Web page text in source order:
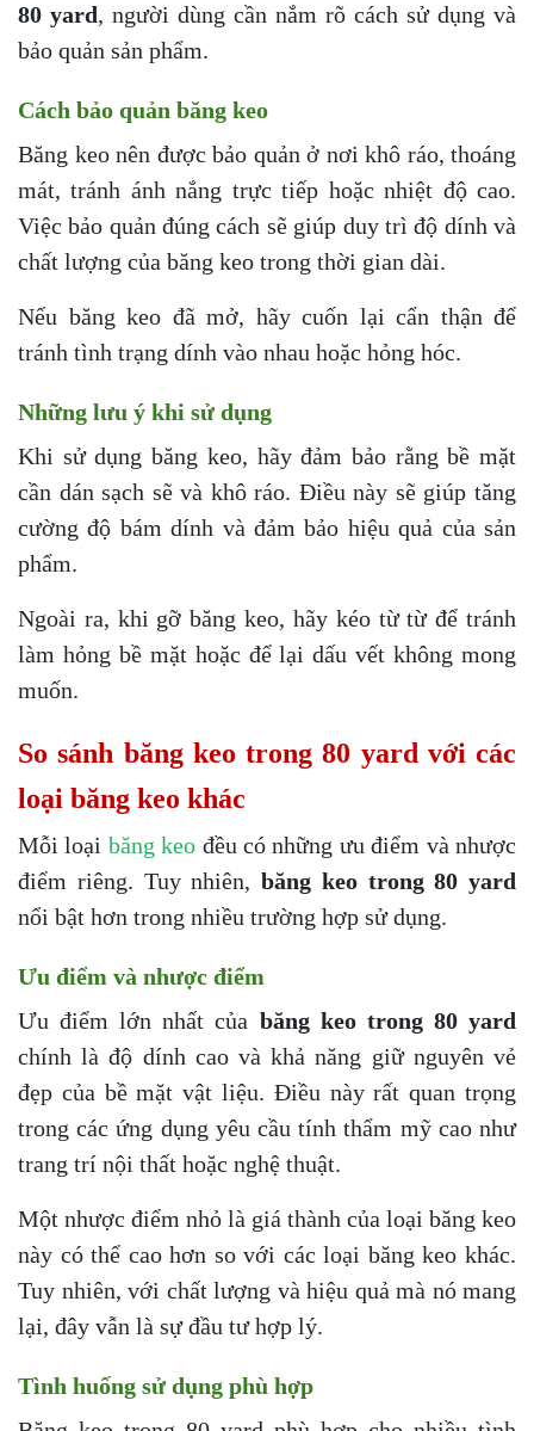
80 yard, người dùng cần nắm rõ cách sử dụng và
bảo quản sản phẩm.
Cách bảo quản băng keo
Băng keo nên được bảo quản ở nơi khô ráo, thoáng
mát, tránh ánh nắng trực tiếp hoặc nhiệt độ cao.
Việc bảo quản đúng cách sẽ giúp duy trì độ dính và
chất lượng của băng keo trong thời gian dài.
Nếu băng keo đã mở, hãy cuốn lại cẩn thận để
tránh tình trạng dính vào nhau hoặc hỏng hóc.
Những lưu ý khi sử dụng
Khi sử dụng băng keo, hãy đảm bảo rằng bề mặt
cần dán sạch sẽ và khô ráo. Điều này sẽ giúp tăng
cường độ bám dính và đảm bảo hiệu quả của sản
phẩm.
Ngoài ra, khi gỡ băng keo, hãy kéo từ từ để tránh
làm hỏng bề mặt hoặc để lại dấu vết không mong
muốn.
So sánh băng keo trong 80 yard với các
loại băng keo khác
Mỗi loại băng keo đều có những ưu điểm và nhược
điểm riêng. Tuy nhiên, băng keo trong 80 yard
nổi bật hơn trong nhiều trường hợp sử dụng.
Ưu điểm và nhược điểm
Ưu điểm lớn nhất của băng keo trong 80 yard
chính là độ dính cao và khả năng giữ nguyên vẻ
đẹp của bề mặt vật liệu. Điều này rất quan trọng
trong các ứng dụng yêu cầu tính thẩm mỹ cao như
trang trí nội thất hoặc nghệ thuật.
Một nhược điểm nhỏ là giá thành của loại băng keo
này có thể cao hơn so với các loại băng keo khác.
Tuy nhiên, với chất lượng và hiệu quả mà nó mang
lại, đây vẫn là sự đầu tư hợp lý.
Tình huống sử dụng phù hợp